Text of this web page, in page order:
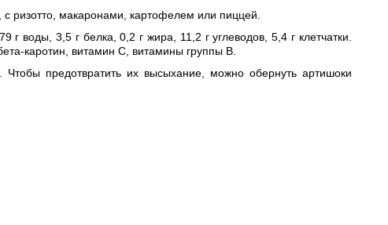
ризотто, макаронами, картофелем или пиццей.
воды, 3,5 г белка, 0,2 г жира, 11,2 г углеводов, 5,4 г клетчатки.
каротин, витамин С, витамины группы B.
предотвратить их высыхание, можно обернуть артишоки